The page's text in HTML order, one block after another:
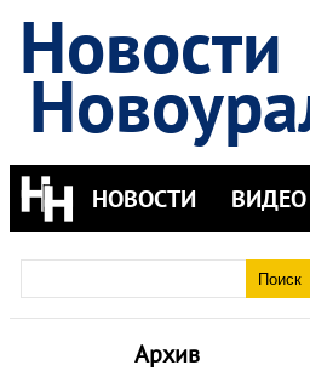
Новости
НОВОСТИ ВИДЕО
Архив